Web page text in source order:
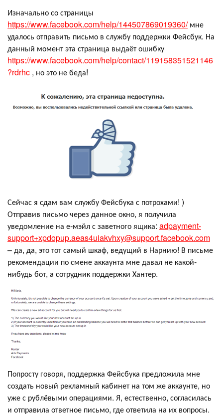
Изначально со страницы
https://www.facebook.com/help/144507869019360/мне
удалось отправить письмо в службу поддержки Фейсбук. На
данный момент эта страница выдаёт ошибку
https://www.facebook.com/help/contact/119158351521146
?rdrhc , но это не беда!
Сейчас я сдам вам службу Фейсбука с потрохами! )
Отправив письмо через данное окно, я получила
уведомление на е-мэйл с заветного ящика: adpayment-
support+xpdopup.aeas4uiakvhxy@support.facebook.com
– да, да, это тот самый шкаф, ведущий в Нарнию! В письме
рекомендации по смене аккаунта мне давал не какой-
нибудь бот, а сотрудник поддержки Хантер.
Попросту говоря, поддержка Фейсбука предложила мне
создать новый рекламный кабинет на том же аккаунте, но
уже с рублёвыми операциями. Я, естественно, согласилась
и отправила ответное письмо, где ответила на их вопросы.